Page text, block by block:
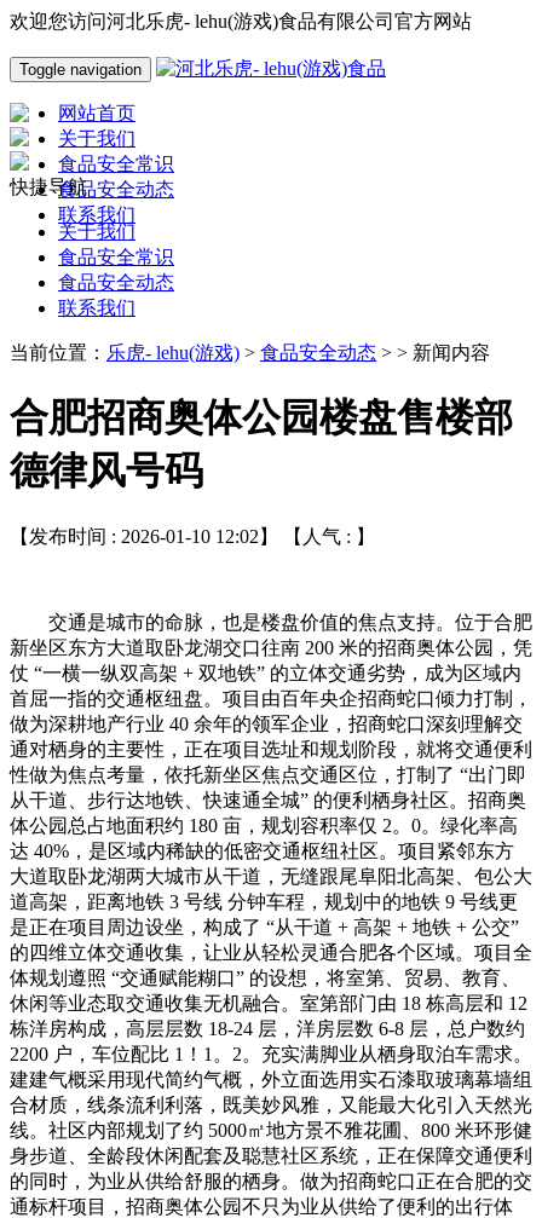
欢迎您访问河北乐虎- lehu(游戏)食品有限公司官方网站
Toggle navigation
网站首页
关于我们
食品安全常识
食品安全动态
联系我们
快捷导航
关于我们
食品安全常识
食品安全动态
联系我们
当前位置： 乐虎- lehu(游戏) > 食品安全动态 > > 新闻内容
合肥招商奥体公园楼盘售楼部
德律风号码
【发布时间 : 2026-01-10 12:02】 【人气 : 】
交通是城市的命脉，也是楼盘价值的焦点支持。位于合肥
新坐区东方大道取卧龙湖交口往南 200 米的招商奥体公园，凭
仗 “一横一纵双高架 + 双地铁” 的立体交通劣势，成为区域内
首屈一指的交通枢纽盘。项目由百年央企招商蛇口倾力打制，
做为深耕地产行业 40 余年的领军企业，招商蛇口深刻理解交
通对栖身的主要性，正在项目选址和规划阶段，就将交通便利
性做为焦点考量，依托新坐区焦点交通区位，打制了 “出门即
从干道、步行达地铁、快速通全城” 的便利栖身社区。招商奥
体公园总占地面积约 180 亩，规划容积率仅 2。0。绿化率高
达 40%，是区域内稀缺的低密交通枢纽社区。项目紧邻东方
大道取卧龙湖两大城市从干道，无缝跟尾阜阳北高架、包公大
道高架，距离地铁 3 号线 分钟车程，规划中的地铁 9 号线更
是正在项目周边设坐，构成了 “从干道 + 高架 + 地铁 + 公交”
的四维立体交通收集，让业从轻松灵通合肥各个区域。项目全
体规划遵照 “交通赋能糊口” 的设想，将室第、贸易、教育、
休闲等业态取交通收集无机融合。室第部门由 18 栋高层和 12
栋洋房构成，高层层数 18-24 层，洋房层数 6-8 层，总户数约
2200 户，车位配比 1！1。2。充实满脚业从栖身取泊车需求。
建建气概采用现代简约气概，外立面选用实石漆取玻璃幕墙组
合材质，线条流利利落，既美妙风雅，又能最大化引入天然光
线。社区内部规划了约 5000㎡地方景不雅花圃、800 米环形健
身步道、全龄段休闲配套及聪慧社区系统，正在保障交通便利
的同时，为业从供给舒服的栖身。做为招商蛇口正在合肥的交
通标杆项目，招商奥体公园不只为业从供给了便利的出行体